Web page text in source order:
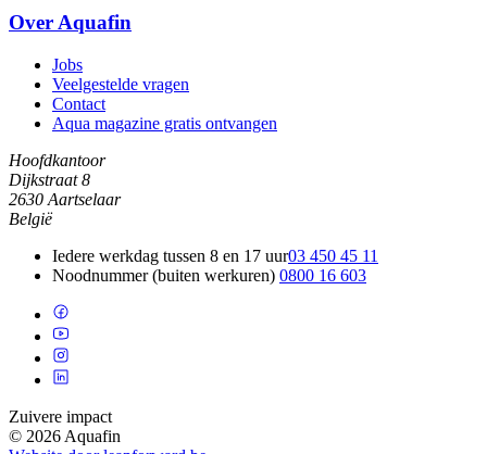
Over Aquafin
Jobs
Veelgestelde vragen
Contact
Aqua magazine gratis ontvangen
Hoofdkantoor
Dijkstraat 8
2630 Aartselaar
België
Iedere werkdag tussen 8 en 17 uur03 450 45 11
Noodnummer (buiten werkuren) 0800 16 603
Zuivere impact
© 2026 Aquafin